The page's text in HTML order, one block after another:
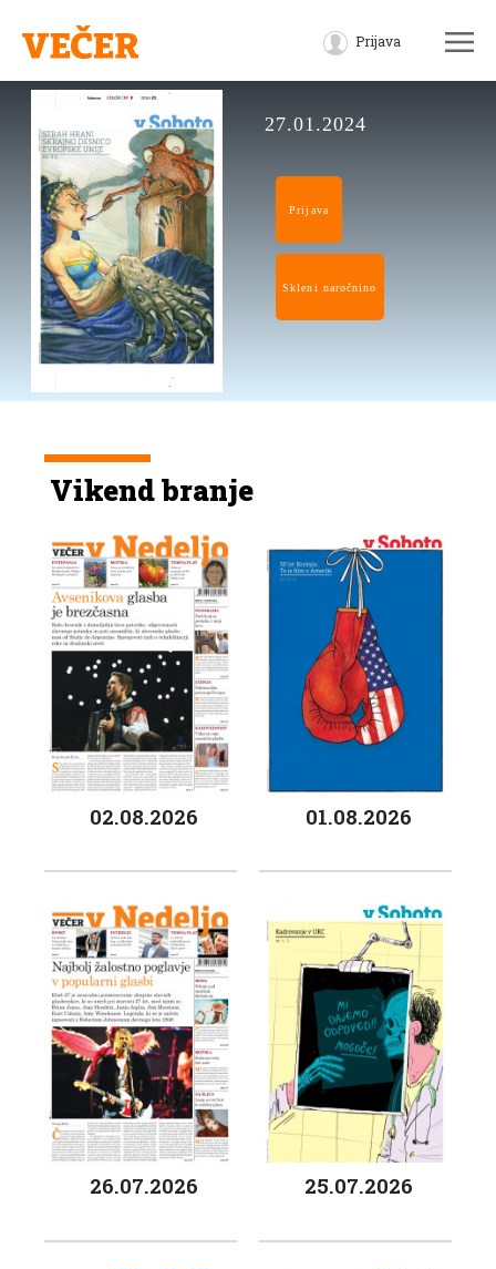
Prijava
27.01.2024
Prijava
Skleni naročnino
Vikend branje
02.08.2026 01.08.2026
26.07.2026 25.07.2026